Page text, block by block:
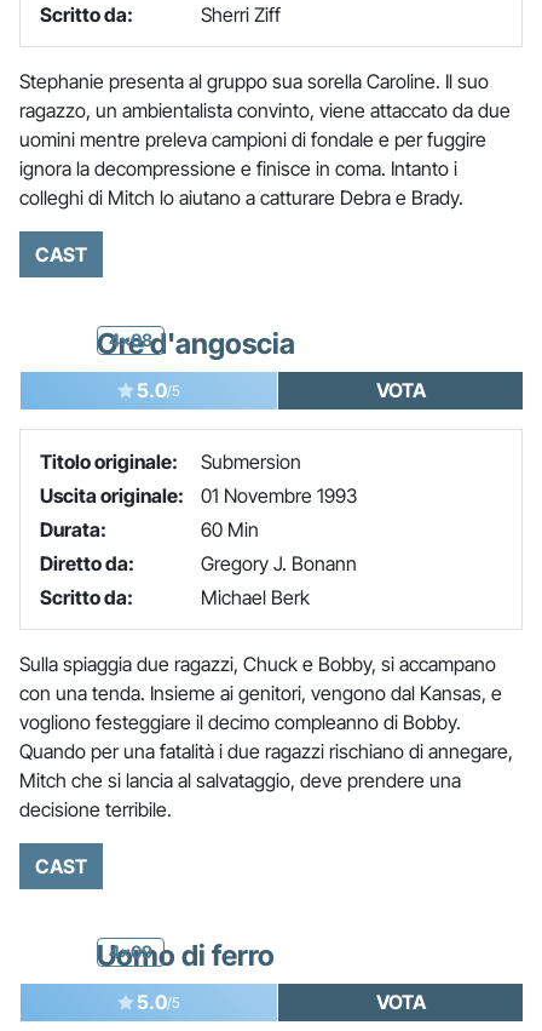
Scritto da:
Sherri Ziff
Stephanie presenta al gruppo sua sorella Caroline. Il suo
ragazzo, un ambientalista convinto, viene attaccato da due
uomini mentre preleva campioni di fondale e per fuggire
ignora la decompressione e finisce in coma. Intanto i
colleghi di Mitch lo aiutano a catturare Debra e Brady.
CAST
4x08
Ore d'angoscia
5.0/5 VOTA
Titolo originale:
Submersion
Uscita originale:
01 Novembre 1993
Durata:
60 Min
Diretto da:
Gregory J. Bonann
Scritto da:
Michael Berk
Sulla spiaggia due ragazzi, Chuck e Bobby, si accampano
con una tenda. Insieme ai genitori, vengono dal Kansas, e
vogliono festeggiare il decimo compleanno di Bobby.
Quando per una fatalità i due ragazzi rischiano di annegare,
Mitch che si lancia al salvataggio, deve prendere una
decisione terribile.
CAST
4x09
Uomo di ferro
5.0/5 VOTA